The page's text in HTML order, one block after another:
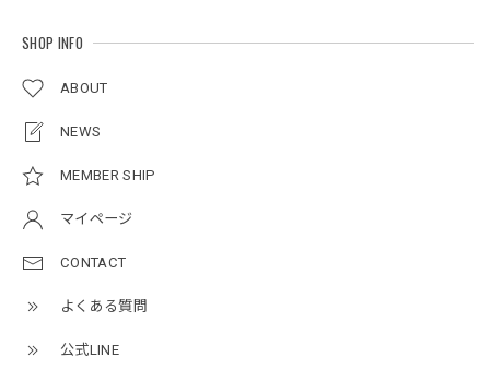
SHOP INFO
ABOUT
NEWS
MEMBER SHIP
マイページ
CONTACT
よくある質問
公式LINE